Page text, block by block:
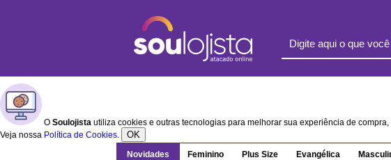
O Soulojista utiliza cookies e outras tecnologias para melhorar sua experiência de
Veja nossa Política de Cookies. OK
Novidades Feminino Plus Size Evangélica